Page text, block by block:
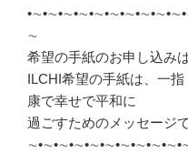
∼
希望の手紙のお申し込み
ILCHI希望の手紙は、一
康で幸せで平和に
過ごすためのメッセージで